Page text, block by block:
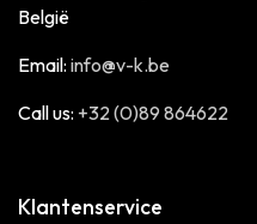
België
Email: info@v-k.be
Call us: +32 (0)89 864622
Klantenservice